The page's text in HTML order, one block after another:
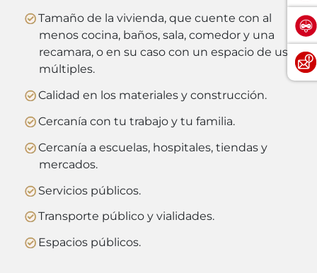
Tamaño de la vivienda, que cuente con al
menos cocina, baños, sala, comedor y una
recamara, o en su caso con un espacio de usos
múltiples.
Calidad en los materiales y construcción.
Cercanía con tu trabajo y tu familia.
Cercanía a escuelas, hospitales, tiendas y
mercados.
Servicios públicos.
Transporte público y vialidades.
Espacios públicos.